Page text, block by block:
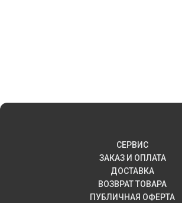
СЕРВИС
ЗАКАЗ И ОПЛАТА
ДОСТАВКА
ВОЗВРАТ ТОВАРА
ПУБЛИЧНАЯ ОФЕРТА